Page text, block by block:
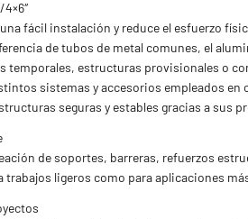
fácil instalación y reduce el esfuerzo
de tubos de metal comunes, el
temporales, estructuras provisionales o
sistemas y accesorios empleados
seguras y estables gracias a sus
de soportes, barreras, refuerzos
ligeros como para aplicaciones